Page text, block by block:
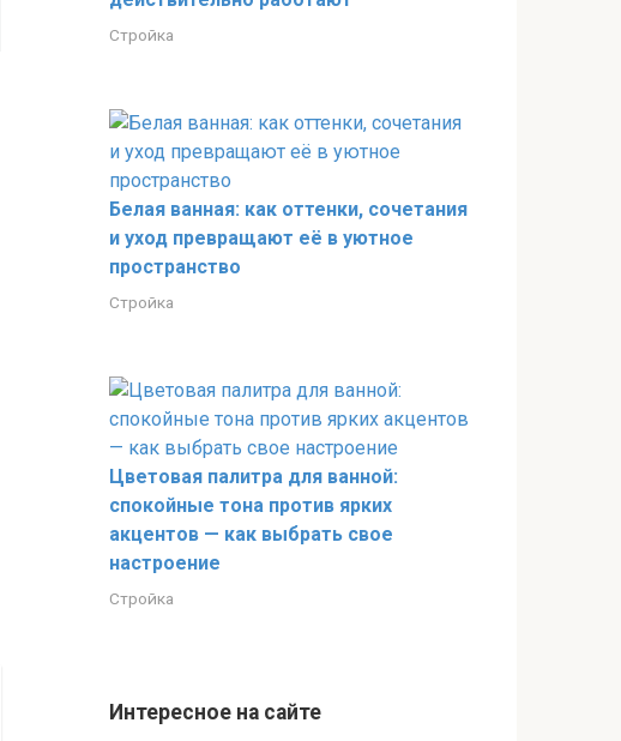
Стройка
Белая ванная: как оттенки, сочетания
и уход превращают её в уютное
пространство
Стройка
Цветовая палитра для ванной:
спокойные тона против ярких
акцентов — как выбрать свое
настроение
Стройка
Интересное на сайте